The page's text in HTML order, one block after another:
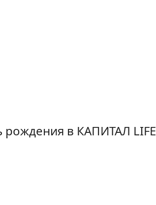
рождения в КАПИТАЛ LIFE